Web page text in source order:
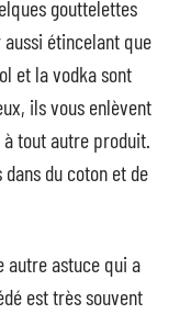
gouttelettes
étincelant que
et la vodka sont
ils vous enlèvent
tout autre produit.
du coton et de
autre astuce qui a
est très souvent